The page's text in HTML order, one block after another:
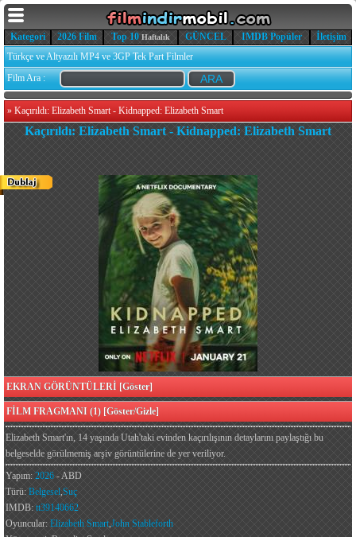
Kategori 2026 Film Top 10 Haftalık GÜNCEL IMDB Popüler
İletişim
Türkçe ve Altyazılı MP4 ve 3GP Tek Part Filmler
Film Ara :
» Kaçırıldı: Elizabeth Smart - Kidnapped: Elizabeth Smart
Kaçırıldı: Elizabeth Smart - Kidnapped: Elizabeth Smart
EKRAN GÖRÜNTÜLERİ [Göster]
FİLM FRAGMANI (1) [Göster/Gizle]
Elizabeth Smart'ın, 14 yaşında Utah'taki evinden kaçırılışının detaylarını paylaştığı bu
belgeselde görülmemiş arşiv görüntülerine de yer veriliyor.
Yapım: 2026 - ABD
Türü: Belgesel,Suç
IMDB: tt39140662
Oyuncular: Elizabeth Smart,John Stableforth